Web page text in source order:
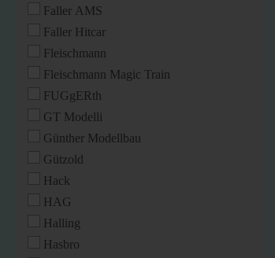
Faller AMS
Faller Hitcar
Fleischmann
Fleischmann Magic Train
FUGgERth
GT Modelli
Günther Modellbau
Gützold
Hack
HAG
Halling
Hasbro